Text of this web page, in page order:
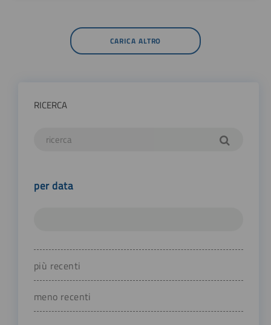
CARICA ALTRO
RICERCA
per data
più recenti
meno recenti